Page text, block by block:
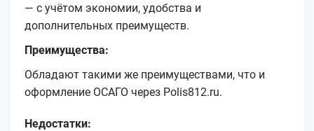
— с учётом экономии, удобства и
дополнительных преимуществ.
Преимущества:
Обладают такими же преимуществами, что и
оформление ОСАГО через Polis812.ru.
Недостатки: